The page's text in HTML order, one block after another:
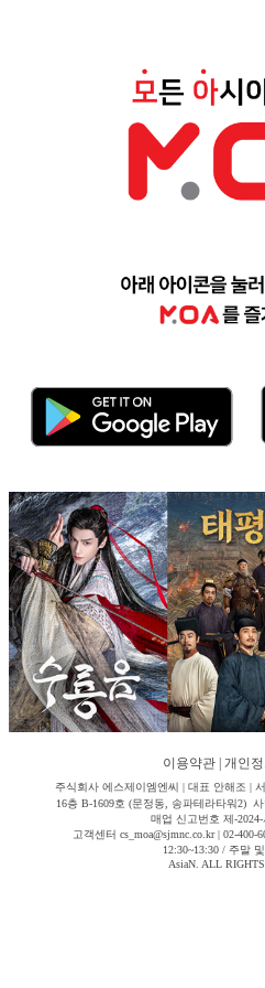
이용약관 개인
주식회사 에스제이엠엔씨 | 대표 안해조 |
16층 B-1609호 (문정동, 송파테라타워2)
매업 신고번호 제-2024-
고객센터 cs_moa@sjmnc.co.kr | 02-
12:30~13:30 / 주말
AsiaN. ALL